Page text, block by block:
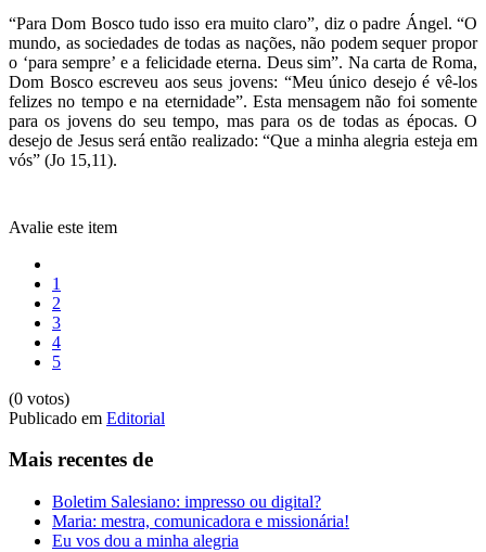
“Para Dom Bosco tudo isso era muito claro”, diz o padre Ángel. “O
mundo, as sociedades de todas as nações, não podem sequer propor
o ‘para sempre’ e a felicidade eterna. Deus sim”. Na carta de Roma,
Dom Bosco escreveu aos seus jovens: “Meu único desejo é vê-los
felizes no tempo e na eternidade”. Esta mensagem não foi somente
para os jovens do seu tempo, mas para os de todas as épocas. O
desejo de Jesus será então realizado: “Que a minha alegria esteja em
vós” (Jo 15,11).
Avalie este item
1
2
3
4
5
(0 votos)
Publicado em Editorial
Mais recentes de
Boletim Salesiano: impresso ou digital?
Maria: mestra, comunicadora e missionária!
Eu vos dou a minha alegria